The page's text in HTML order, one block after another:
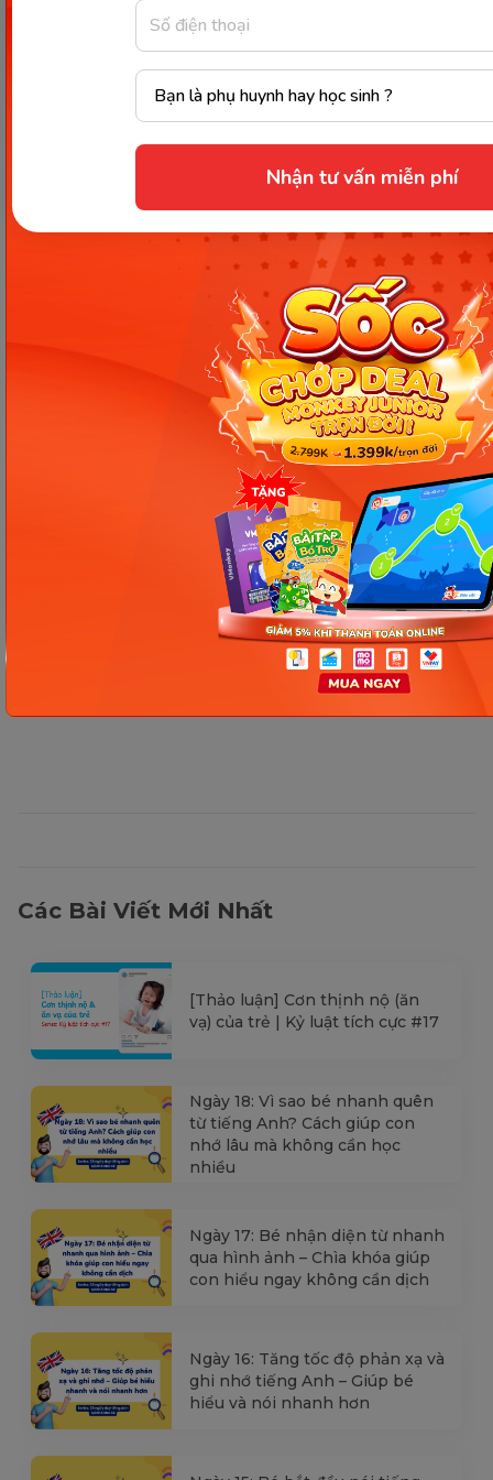
Nhận tư vấn miễn phí
Trẻ được rèn luyện với hơn 300 đầu sách nói trên ứng dụng
Monkey Stories (Nguồn: Monkey)
Hy vọng những chia sẻ trong bài viết này đã giúp
bạn nắm trọn 2 cáchphát âm đuôi "- tion"một
cách dễ hiểu và chuẩn xác nhất. Bên cạnh đó, đừng
quên áp dụng những cách nâng cao kỹ năng nói,
phát âm được đề cập trong bài viết trên để giúp bé
cải thiện kỹ năng phát âm hiệu quả và tự tin giao
Chia sẻ ngay
Thông tin trong bài viết được tổng hợp nhằm
mục đích tham khảo và có thể thay đổi mà
không cần báo trước. Quý khách vui lòng
kiểm tra lại qua các kênh chính thức hoặc liên
hệ trực tiếp với đơn vị liên quan để nắm bắt
Các Bài Viết Mới Nhất
[Thảo luận] Cơn thịnh nộ (ăn
vạ) của trẻ | Kỷ luật tích cực #17
Ngày 18: Vì sao bé nhanh quên
từ tiếng Anh? Cách giúp con
nhớ lâu mà không cần học
nhiều
Ngày 17: Bé nhận diện từ nhanh
qua hình ảnh – Chìa khóa giúp
con hiểu ngay không cần dịch
Ngày 16: Tăng tốc độ phản xạ và
ghi nhớ tiếng Anh – Giúp bé
hiểu và nói nhanh hơn